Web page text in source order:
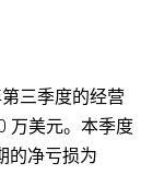
三季度的经营
万美元。本季度
的净亏损为